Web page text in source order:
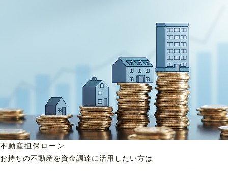
不動産担保ローン
お持ちの不動産を資金調達に活用したい方は